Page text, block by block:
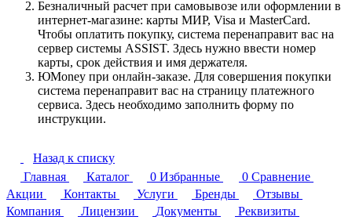
Безналичный расчет при самовывозе или оформлении в
интернет-магазине: карты МИР, Visa и MasterCard.
Чтобы оплатить покупку, система перенаправит вас на
сервер системы ASSIST. Здесь нужно ввести номер
карты, срок действия и имя держателя.
ЮMoney при онлайн-заказе. Для совершения покупки
система перенаправит вас на страницу платежного
сервиса. Здесь необходимо заполнить форму по
инструкции.
Назад к списку
Главная
Каталог 0 Избранные 0 Сравнение
Акции
Контакты Услуги Бренды
Отзывы
Компания
Лицензии Документы Реквизиты